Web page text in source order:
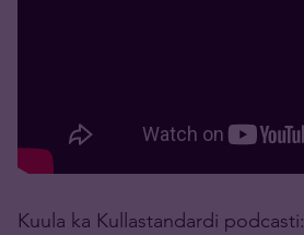
Kuula ka Kullastandardi podcasti: